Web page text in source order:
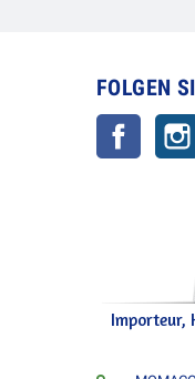
FOLGEN
Facebook
Importeur,